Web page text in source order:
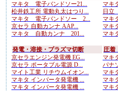
マキタ 電子バンドソー21...
松井鉄工所 電動丸太はつり...
マキタ 電子バンドソー 2...
京セラ 自動カンナ AAP...
マキタ 自動カンナ 201...
マキ
日
マキ
マキ
マキ
発電・溶接・プラズマ切断
京セラエンジン発電機 EG...
京セラ ポータブル電源 D...
マイト工業 リチウムイオン...
マキタ インバータ発電機 ...
マキタ インバータ発電機 ...
圧着
マキ
パナ
マキ
マキ
マキ